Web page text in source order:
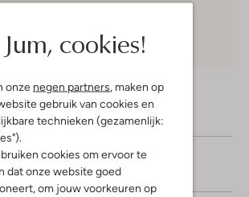
Jum, cookies!
onze negen partners, maken op
gebruik van cookies en
technieken (gezamenlijk:
cookies om ervoor te
dat onze website goed
om jouw voorkeuren op
binnen 30 dagen*